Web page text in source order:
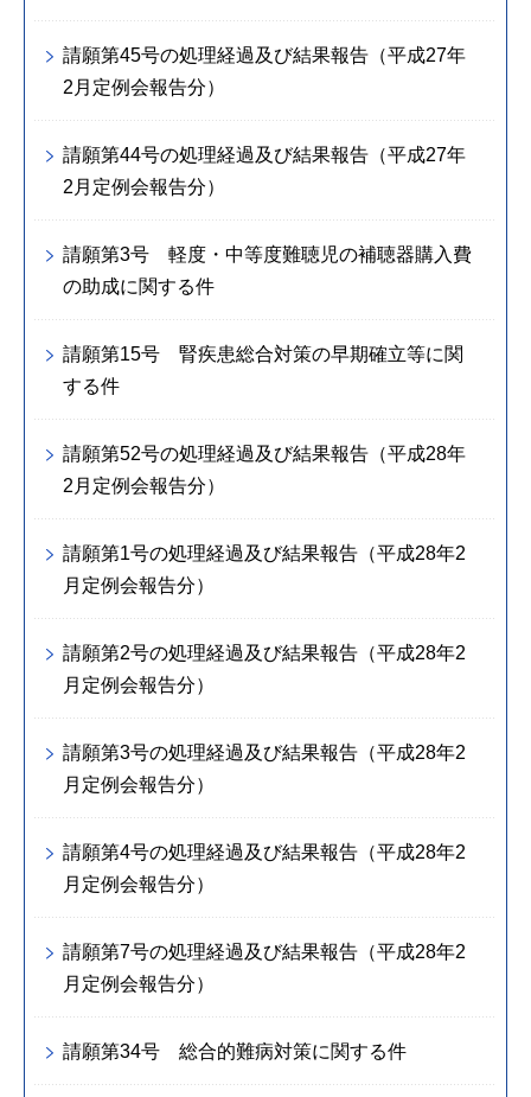
請願第45号の処理経過及び結果報告（平成27年
2月定例会報告分）
請願第44号の処理経過及び結果報告（平成27年
2月定例会報告分）
請願第3号 軽度・中等度難聴児の補聴器購入費
の助成に関する件
請願第15号 腎疾患総合対策の早期確立等に関
する件
請願第52号の処理経過及び結果報告（平成28年
2月定例会報告分）
請願第1号の処理経過及び結果報告（平成28年2
月定例会報告分）
請願第2号の処理経過及び結果報告（平成28年2
月定例会報告分）
請願第3号の処理経過及び結果報告（平成28年2
月定例会報告分）
請願第4号の処理経過及び結果報告（平成28年2
月定例会報告分）
請願第7号の処理経過及び結果報告（平成28年2
月定例会報告分）
請願第34号 総合的難病対策に関する件